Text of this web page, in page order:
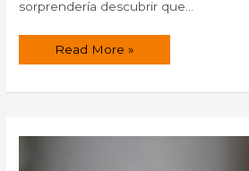
sorprendería descubrir que…
Ácido
casero
Read More »